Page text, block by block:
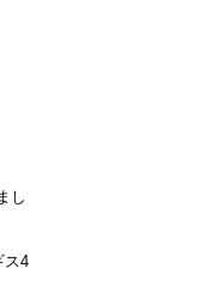
し
ス4